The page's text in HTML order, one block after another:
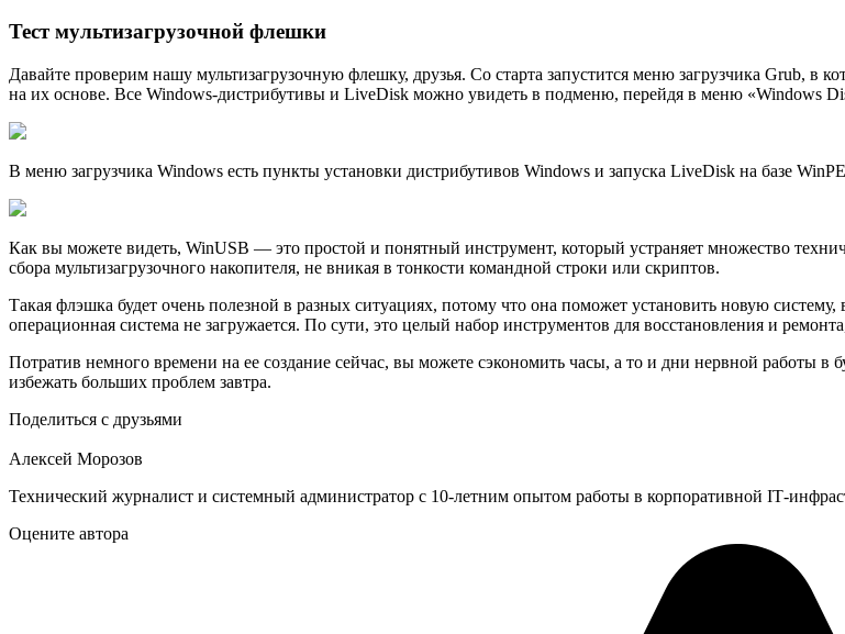
Тест мультизагрузочной флешки
Давайте проверим нашу мультизагрузочную флешку, друзья. Со старта запустится меню загрузчика Grub, в
на их основе. Все Windows-дистрибутивы и LiveDisk можно увидеть в подменю, перейдя в меню «Windows
В меню загрузчика Windows есть пункты установки дистрибутивов Windows и запуска LiveDisk на базе
Как вы можете видеть, WinUSB — это простой и понятный инструмент, который устраняет множество
сбора мультизагрузочного накопителя, не вникая в тонкости командной строки или скриптов.
Такая флэшка будет очень полезной в разных ситуациях, потому что она поможет установить новую
операционная система не загружается. По сути, это целый набор инструментов для восстановления и
Потратив немного времени на ее создание сейчас, вы можете сэкономить часы, а то и дни нервной работы
избежать больших проблем завтра.
Поделиться с друзьями
Алексей Морозов
Технический журналист и системный администратор с 10‑летним опытом работы в корпоративной
Оцените автора